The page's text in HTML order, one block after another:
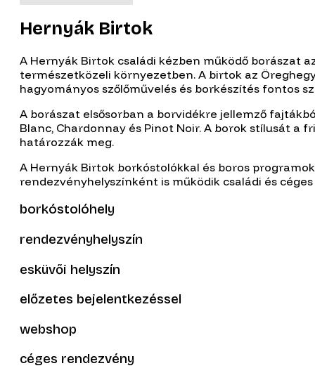
Hernyák Birtok
A Hernyák Birtok családi kézben működő borászat
természetközeli környezetben. A birtok az
hagyományos szőlőművelés és borkészítés fontos
A borászat elsősorban a borvidékre jellemző
Blanc, Chardonnay és Pinot Noir. A borok stílusát a
határozzák meg.
A Hernyák Birtok borkóstolókkal és boros
rendezvényhelyszínként is működik családi és
borkóstolóhely
rendezvényhelyszín
esküvői helyszín
előzetes bejelentkezéssel
webshop
céges rendezvény